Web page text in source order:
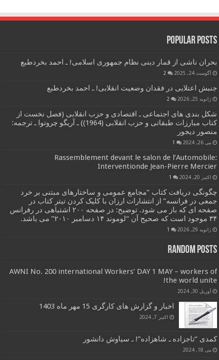
Popular Posts
بحران ناشی از قمار دینی نظام جمهوری اسلامی! ـ احمد بخردطبع
آگوست 24, 2025 2
جنبش اعتلایی در فقدان وضعیت انقلابی! ـ احمد بخردطبع
ژانویه 25, 2026 2
شکل بندی های اجتماعی ـ اقتصادی و حزب انقلابی (فصل نخست از
کتاب مبارزات طبقاتی و حزب انقلابی (1964)) ـ آریگو چروتوا ـ ترجمه:
منصور دیجور
می 26, 2024 1
Rassemblement devant le salon de l’Automobile:
Interventionde Jean-Pierre Mercier
اکتبر 20, 2024 1
چگونگی دریافت کتاب “مجامع عمومی و ساختارهای مبتنی بر خرد
جمعی در فرانسه” از انتشارات ارزان با کلیک کردن تیتر کتاب در
صفحه ای که باز می شود. توضیح: در صفحه ۲۰۰ اشتباهی در رفرانس
۳۴ موجود است که صحیح آن “لوموند ۱۴ دسامبر ۲۰۱۰” می باشد.
ژانویه 29, 2026 1
Random Posts
AWNI No. 200 international Workers’ DAY 1 MAY – workers of
the world unite!
آوریل 30, 2024
اخبار و گزارش های کارگری 15 مهر ماه 1403
اکتبر 7, 2024
کمدی “تاجزاده ـ شاهزاده”! ـ سیاوش دانشور
می 18, 2024